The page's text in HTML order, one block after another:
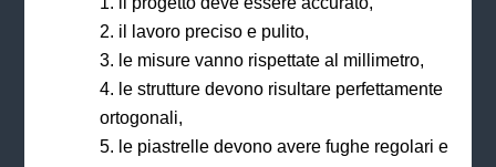
il lavoro preciso e pulito,
le misure vanno rispettate al millimetro,
le strutture devono risultare perfettamente
ortogonali,
le piastrelle devono avere fughe regolari e